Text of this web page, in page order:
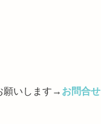
願いします→ お問合せ